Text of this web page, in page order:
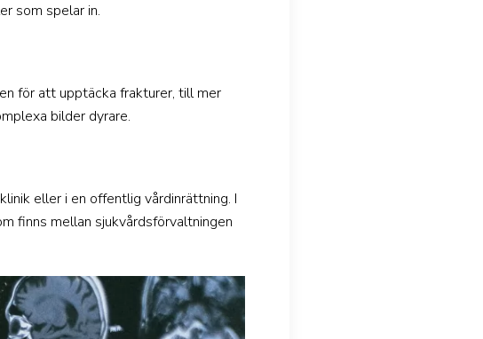
som spelar in.
för att upptäcka frakturer, till mer
bilder dyrare.
eller i en offentlig vårdinrättning. I
finns mellan sjukvårdsförvaltningen